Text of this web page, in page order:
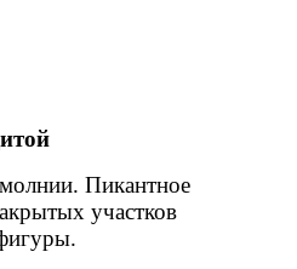
Пикантное
участков